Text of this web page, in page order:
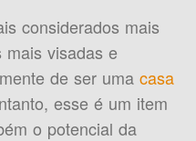
considerados mais
mais visadas e
de ser umacasa
esse é um item
o potencial da